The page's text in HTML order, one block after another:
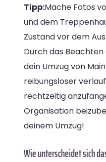
Tipp:Mache Fotos
und dem
Zustand vor dem
Durch das
dein Umzug von
reibungsloser
rechtzeitig
Organisation
deinem Umzug!
Wie unterscheidet sich